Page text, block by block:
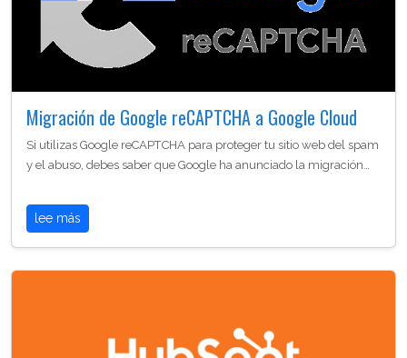
Migración de Google reCAPTCHA a Google Cloud
Si utilizas Google reCAPTCHA para proteger tu sitio web del spam
y el abuso, debes saber que Google ha anunciado la migración…
lee más